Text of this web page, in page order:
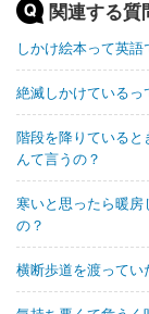
関連する質
しかけ絵本って英語
絶滅しかけているっ
階段を降りている
んて言うの？
寒いと思ったら暖房
の？
横断歩道を渡ってい